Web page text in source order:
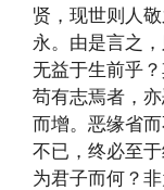
贤，现世则人
永。由是言之
无益于生前乎
苟有志焉者，
而增。恶缘省
不已，终必至
为君子而何？